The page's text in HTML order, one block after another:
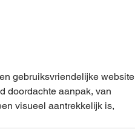
gebruiksvriendelijke website
doordachte aanpak, van
visueel aantrekkelijk is,